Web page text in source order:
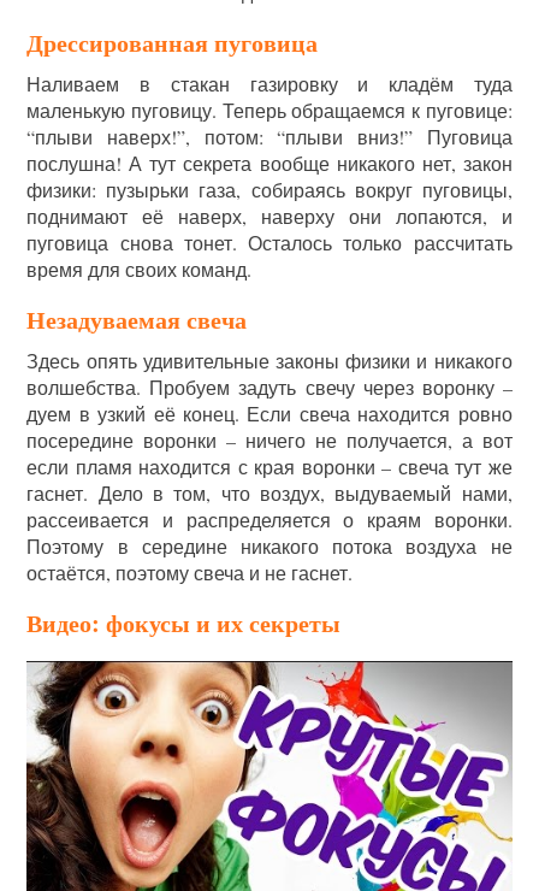
Дрессированная пуговица
Наливаем в стакан газировку и кладём туда
маленькую пуговицу. Теперь обращаемся к пуговице:
“плыви наверх!”, потом: “плыви вниз!” Пуговица
послушна! А тут секрета вообще никакого нет, закон
физики: пузырьки газа, собираясь вокруг пуговицы,
поднимают её наверх, наверху они лопаются, и
пуговица снова тонет. Осталось только рассчитать
время для своих команд.
Незадуваемая свеча
Здесь опять удивительные законы физики и никакого
волшебства. Пробуем задуть свечу через воронку –
дуем в узкий её конец. Если свеча находится ровно
посередине воронки – ничего не получается, а вот
если пламя находится с края воронки – свеча тут же
гаснет. Дело в том, что воздух, выдуваемый нами,
рассеивается и распределяется о краям воронки.
Поэтому в середине никакого потока воздуха не
остаётся, поэтому свеча и не гаснет.
Видео: фокусы и их секреты